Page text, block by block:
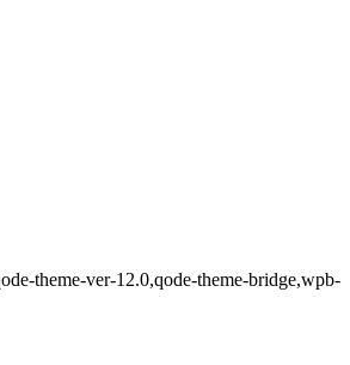
theme-ver-12.0,qode-theme-bridge,wpb-